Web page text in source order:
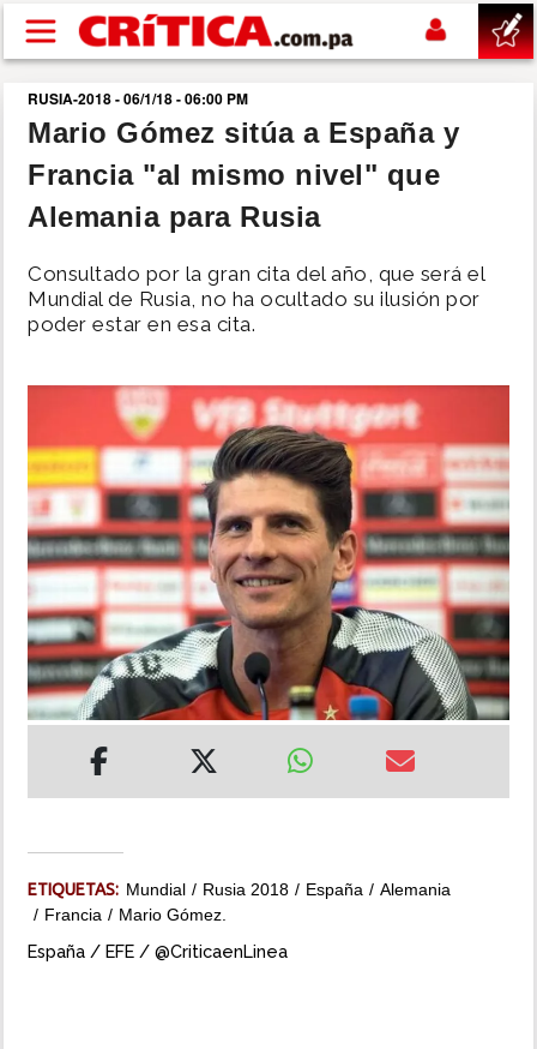
Pasar al contenido principal
buscar
SUCESOS
POLÍTICA
DEPORTES
MUNDO
INSÓLITAS
MULTIMEDIA
IMPRESO
RUSIA-2018 - 06/1/18 - 06:00 PM
Mario Gómez sitúa a España y
Francia "al mismo nivel" que
Alemania para Rusia
Consultado por la gran cita del año, que será el
Mundial de Rusia, no ha ocultado su ilusión por
poder estar en esa cita.
ETIQUETAS: Mundial Rusia 2018 España
Alemania
Francia
Mario Gómez.
España / EFE / @CriticaenLinea